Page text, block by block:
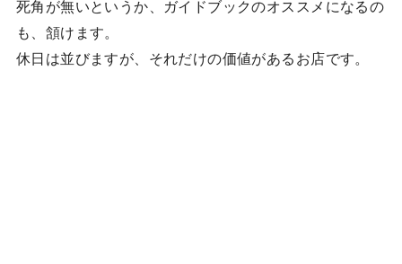
死角が無いというか、ガイドブックのオススメになるの
も、頷けます。
休日は並びますが、それだけの価値があるお店です。